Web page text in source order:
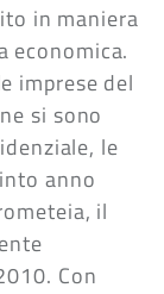
in maniera
economica.
imprese del
si sono
le
anno
il
Con